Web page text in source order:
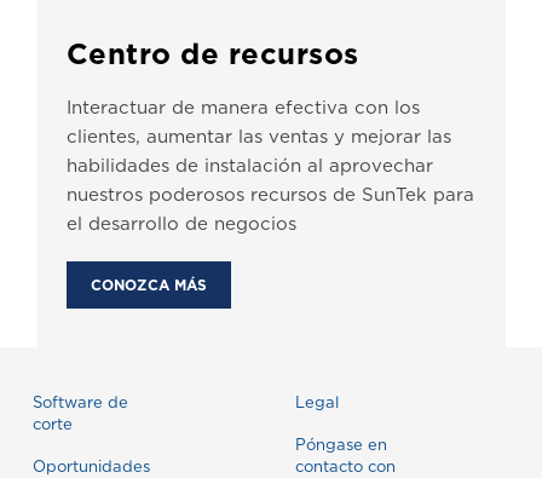
Centro de recursos
Interactuar de manera efectiva con los
clientes, aumentar las ventas y mejorar las
habilidades de instalación al aprovechar
nuestros poderosos recursos de SunTek para
el desarrollo de negocios
CONOZCA MÁS
Software de
corte
Oportunidades
Legal
Póngase en
contacto con